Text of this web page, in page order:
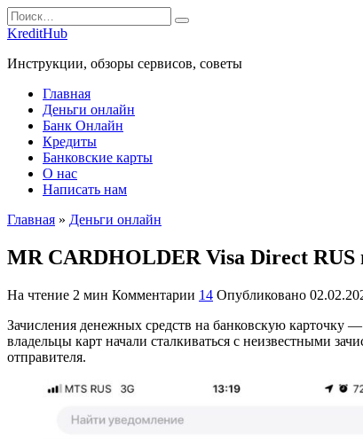
Перейти
к
Search
for:
KreditHub
Инструкции, обзоры сервисов, советы
Главная
Деньги онлайн
Банк Онлайн
Кредиты
Банковские карты
О нас
Написать нам
Главная » Деньги онлайн
MR CARDHOLDER Visa Direct
На чтение 2 мин Комментарии 14 Опубликовано
Зачисления денежных средств на банковскую карточку
владельцы карт начали сталкиваться с неизвестными
отправителя.